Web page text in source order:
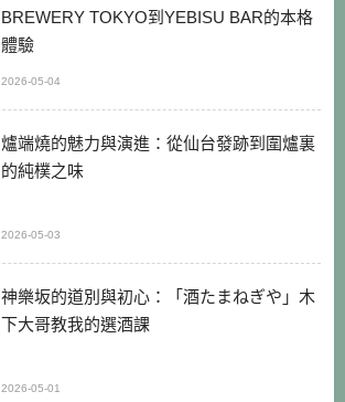
BREWERY TOKYO到YEBISU BAR的本格
體驗
2026-05-04
爐端燒的魅力與演進：從仙台發跡到圍爐裏
的純樸之味
2026-05-03
神樂坂的道別與初心：「酒たまねぎや」木
下大哥教我的選酒課
2026-05-01